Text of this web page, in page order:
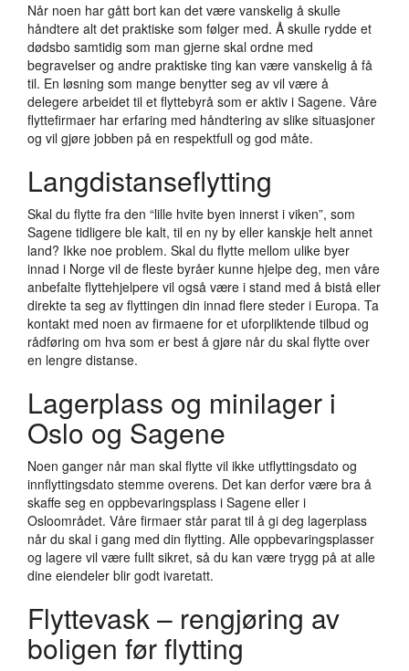
Når noen har gått bort kan det være vanskelig å skulle
håndtere alt det praktiske som følger med. Å skulle rydde et
dødsbo samtidig som man gjerne skal ordne med
begravelser og andre praktiske ting kan være vanskelig å få
til. En løsning som mange benytter seg av vil være å
delegere arbeidet til et flyttebyrå som er aktiv i Sagene. Våre
flyttefirmaer har erfaring med håndtering av slike situasjoner
og vil gjøre jobben på en respektfull og god måte.
Langdistanseflytting
Skal du flytte fra den “lille hvite byen innerst i viken”, som
Sagene tidligere ble kalt, til en ny by eller kanskje helt annet
land? Ikke noe problem. Skal du flytte mellom ulike byer
innad i Norge vil de fleste byråer kunne hjelpe deg, men våre
anbefalte flyttehjelpere vil også være i stand med å bistå eller
direkte ta seg av flyttingen din innad flere steder i Europa. Ta
kontakt med noen av firmaene for et uforpliktende tilbud og
rådføring om hva som er best å gjøre når du skal flytte over
en lengre distanse.
Lagerplass og minilager i
Oslo og Sagene
Noen ganger når man skal flytte vil ikke utflyttingsdato og
innflyttingsdato stemme overens. Det kan derfor være bra å
skaffe seg en oppbevaringsplass i Sagene eller i
Osloområdet. Våre firmaer står parat til å gi deg lagerplass
når du skal i gang med din flytting. Alle oppbevaringsplasser
og lagere vil være fullt sikret, så du kan være trygg på at alle
dine eiendeler blir godt ivaretatt.
Flyttevask – rengjøring av
boligen før flytting